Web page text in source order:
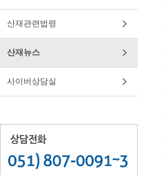
산재관련법령
산재뉴스
사이버상담실